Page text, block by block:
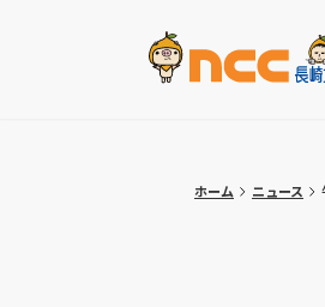
ホーム ニュース